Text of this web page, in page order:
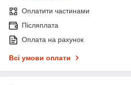
Оплатити частинами
Післяплата
Оплата на рахунок
Всі умови оплати